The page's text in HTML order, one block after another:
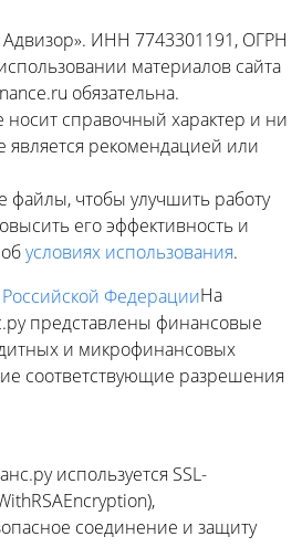
ИНН 7743301191, ОГРН
материалов сайта
обязательна.
справочный характер и ни
является рекомендацией или
файлы, чтобы улучшить работу
его эффективность и
условиях использования.
На
представлены финансовые
и микрофинансовых
соответствующие разрешения
используется SSL-
соединение и защиту